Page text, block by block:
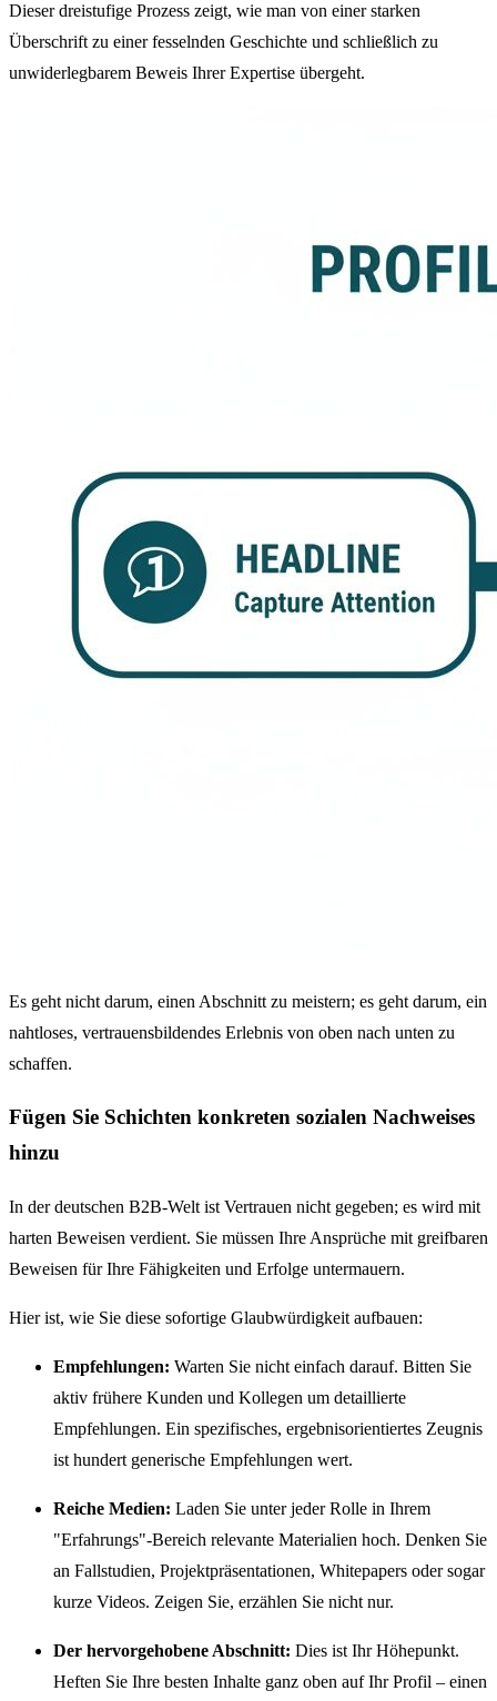
Dieser dreistufige Prozess zeigt, wie man von einer starken
Überschrift zu einer fesselnden Geschichte und schließlich zu
unwiderlegbarem Beweis Ihrer Expertise übergeht.
Es geht nicht darum, einen Abschnitt zu meistern; es geht darum, ein
nahtloses, vertrauensbildendes Erlebnis von oben nach unten zu
schaffen.
Fügen Sie Schichten konkreten sozialen Nachweises
hinzu
In der deutschen B2B-Welt ist Vertrauen nicht gegeben; es wird mit
harten Beweisen verdient. Sie müssen Ihre Ansprüche mit greifbaren
Beweisen für Ihre Fähigkeiten und Erfolge untermauern.
Hier ist, wie Sie diese sofortige Glaubwürdigkeit aufbauen:
Empfehlungen: Warten Sie nicht einfach darauf. Bitten Sie
aktiv frühere Kunden und Kollegen um detaillierte
Empfehlungen. Ein spezifisches, ergebnisorientiertes Zeugnis
ist hundert generische Empfehlungen wert.
Reiche Medien: Laden Sie unter jeder Rolle in Ihrem
"Erfahrungs"-Bereich relevante Materialien hoch. Denken Sie
an Fallstudien, Projektpräsentationen, Whitepapers oder sogar
kurze Videos. Zeigen Sie, erzählen Sie nicht nur.
Der hervorgehobene Abschnitt: Dies ist Ihr Höhepunkt.
Heften Sie Ihre besten Inhalte ganz oben auf Ihr Profil – einen